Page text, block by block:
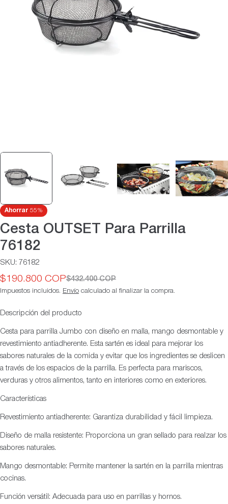
medios 0 en modal
Ahorrar 55%
Cesta OUTSET Para Parrilla
76182
SKU: 76182
Precio
de
$190.800 COP
Precio
habitual
$432.400 COP
Impuestos incluidos. Envío calculado al finalizar la compra.
Descripción del producto
Cesta para parrilla Jumbo con diseño en malla, mango desmontable y
revestimiento antiadherente. Esta sartén es ideal para mejorar los
sabores naturales de la comida y evitar que los ingredientes se deslicen
a través de los espacios de la parrilla. Es perfecta para mariscos,
verduras y otros alimentos, tanto en interiores como en exteriores.
Características
Revestimiento antiadherente: Garantiza durabilidad y fácil limpieza.
Diseño de malla resistente: Proporciona un gran sellado para realzar los
sabores naturales.
Mango desmontable: Permite mantener la sartén en la parrilla mientras
cocinas.
Función versátil: Adecuada para uso en parrillas y hornos.